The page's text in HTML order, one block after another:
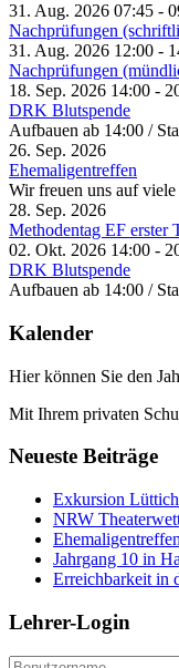
31. Aug. 2026 07:45 -
Nachprüfungen
31. Aug. 2026 12:00 -
Nachprüfungen
18. Sep. 2026 14:00 -
DRK Blutspende
Aufbauen ab 14:00 /
26. Sep. 2026
Ehemaligentreffen
Wir freuen uns auf
28. Sep. 2026
Methodentag EF erster
02. Okt. 2026 14:00 -
DRK Blutspende
Aufbauen ab 14:00 /
Kalender
Hier können Sie den
Mit Ihrem privaten
Neueste Beiträge
Exkursion Lüttich
NRW
Jahrgang 10 in
Erreichbarkeit in
Lehrer-Login